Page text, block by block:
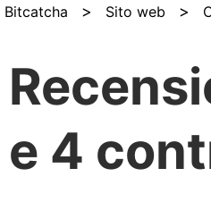
Bitcatcha > Sito web >
e 4